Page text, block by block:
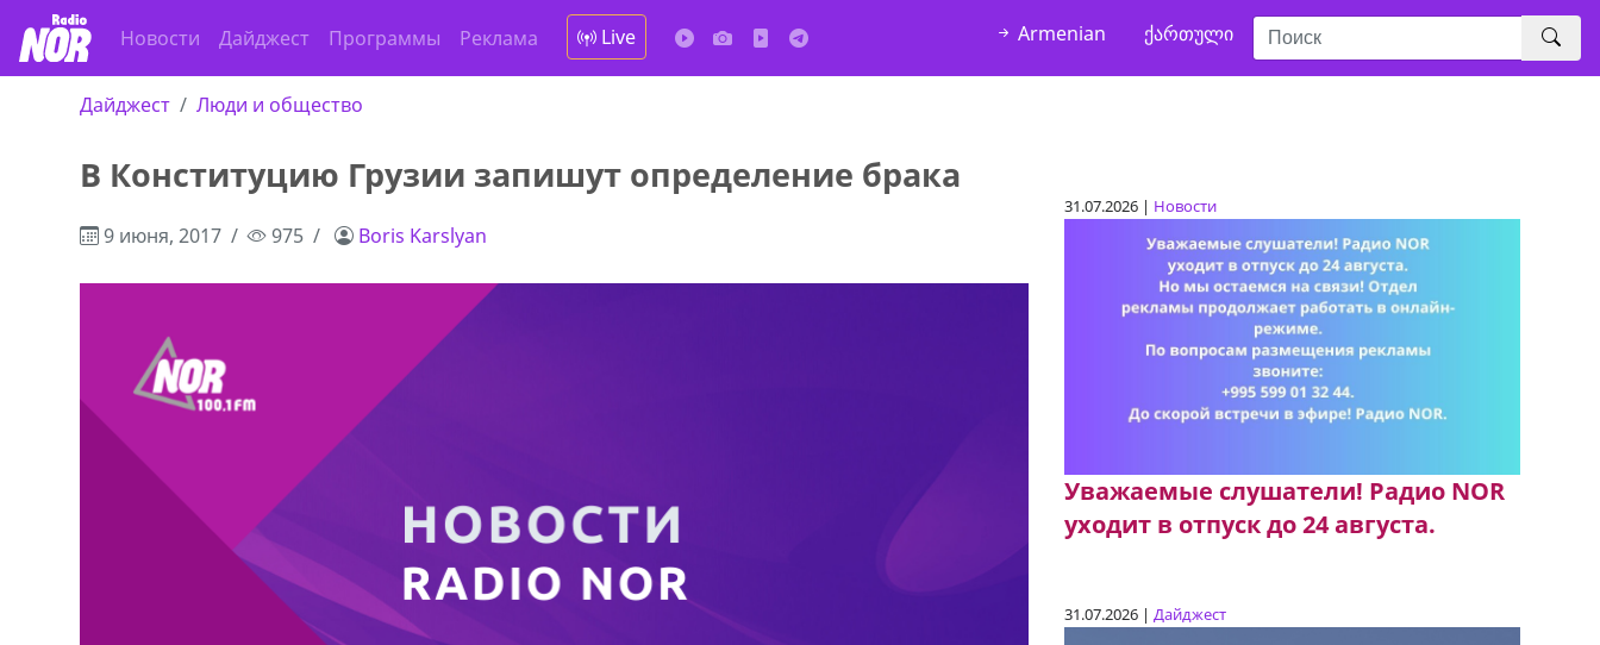
Новости Дайджест Программы Реклама Live Armenian ქართული
Дайджест Люди и общество
В Конституцию Грузии запишут определение брака
9 июня, 2017 975 Boris Karslyan
31.07.2026 | Новости
Уважаемые слушатели! Радио NOR
уходит в отпуск до 24 августа.
31.07.2026 | Дайджест